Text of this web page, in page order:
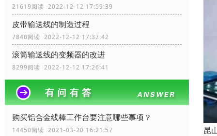
21619阅读 2022-12-12 17:59:39
皮带输送线的制造过程
7840阅读 2022-12-12 17:37:42
滚筒输送线的变频器的改进
8299阅读 2022-12-12 17:26:41
购买铝合金线棒工作台要注意哪些事项？
14450阅读 2021-03-20 16:21:57
昆